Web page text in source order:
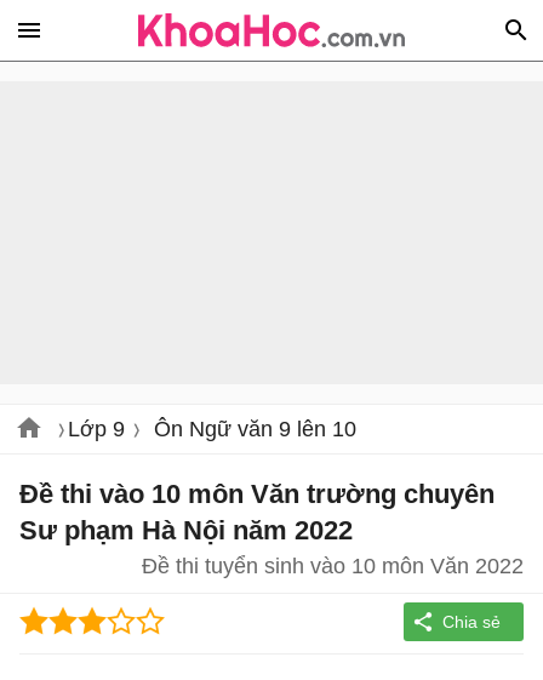
Lớp 9 Ôn Ngữ văn 9 lên 10
Đề thi vào 10 môn Văn trường chuyên
Sư phạm Hà Nội năm 2022
Đề thi tuyển sinh vào 10 môn Văn 2022